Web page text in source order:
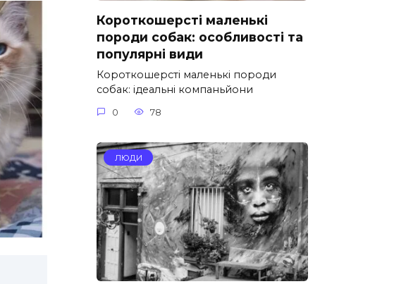
Короткошерсті маленькі
породи собак: особливості та
популярні види
Короткошерсті маленькі породи
собак: ідеальні компаньйони
0 78
ЛЮДИ